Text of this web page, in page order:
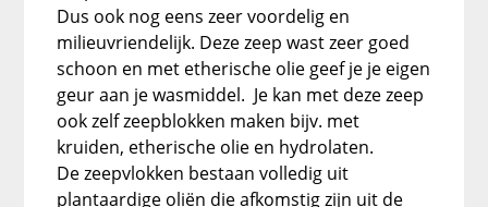
Dus ook nog eens zeer voordelig en
milieuvriendelijk. Deze zeep wast zeer goed
schoon en met etherische olie geef je je eigen
geur aan je wasmiddel. Je kan met deze zeep
ook zelf zeepblokken maken bijv. met
kruiden, etherische olie en hydrolaten.
De zeepvlokken bestaan volledig uit
plantaardige oliën die afkomstig zijn uit de